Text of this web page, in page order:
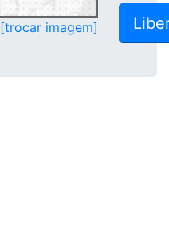
[trocar imagem]